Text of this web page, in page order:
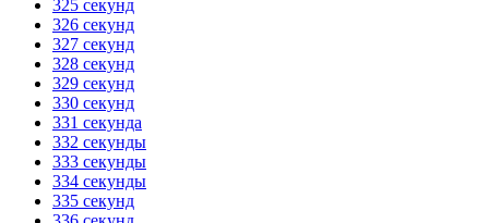
325 секунд
326 секунд
327 секунд
328 секунд
329 секунд
330 секунд
331 секунда
332 секунды
333 секунды
334 секунды
335 секунд